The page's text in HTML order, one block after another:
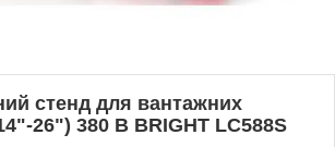
стенд для вантажних
26") 380 В BRIGHT LC588S